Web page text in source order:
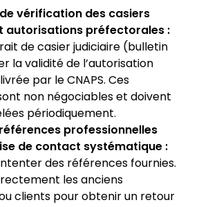
vérification des casiers
autorisations préfectorales :
de casier judiciaire (bulletin
la validité de l’autorisation
par le CNAPS. Ces
non négociables et doivent
périodiquement.
professionnelles
de contact systématique :
des références fournies.
les anciens
clients pour obtenir un retour